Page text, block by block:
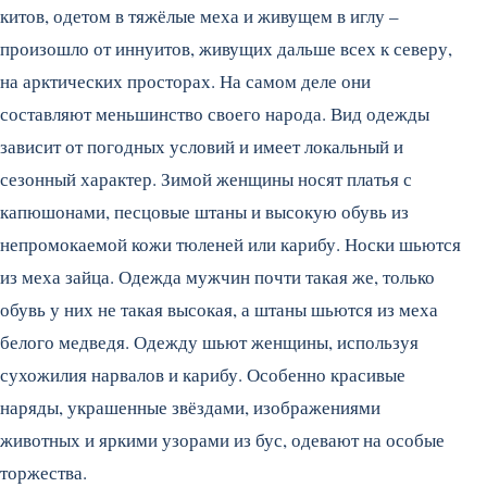
китов, одетом в тяжёлые меха и живущем в иглу –
произошло от иннуитов, живущих дальше всех к северу,
на арктических просторах. На самом деле они
составляют меньшинство своего народа. Вид одежды
зависит от погодных условий и имеет локальный и
сезонный характер. Зимой женщины носят платья с
капюшонами, песцовые штаны и высокую обувь из
непромокаемой кожи тюленей или карибу. Носки шьются
из меха зайца. Одежда мужчин почти такая же, только
обувь у них не такая высокая, а штаны шьются из меха
белого медведя. Одежду шьют женщины, используя
сухожилия нарвалов и карибу. Особенно красивые
наряды, украшенные звёздами, изображениями
животных и яркими узорами из бус, одевают на особые
торжества.